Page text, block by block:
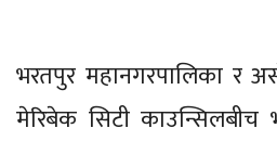
भरतपुर महानगरपालिका र
मेरिबेक सिटी काउन्सिलबीच